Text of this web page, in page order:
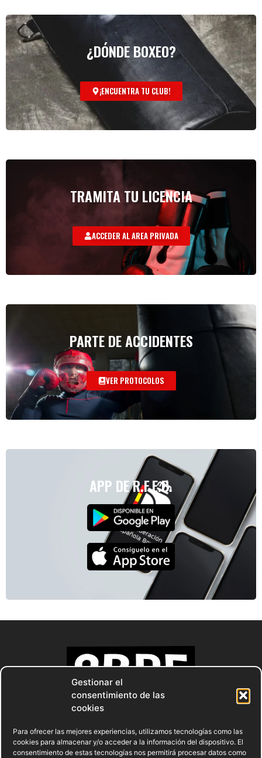
Gestionar el
consentimiento de las
cookies
Para ofrecer las mejores experiencias, utilizamos tecnologías como las
cookies para almacenar y/o acceder a la información del dispositivo. El
consentimiento de estas tecnologías nos permitirá procesar datos como
¿DÓNDE BOXEO?
¡ENCUENTRA TU CLUB!
TRAMITA TU LICENCIA
ACCEDER AL AREA PRIVADA
PARTE DE ACCIDENTES
VER PROTOCOLOS
APP DE R.F.E.B.